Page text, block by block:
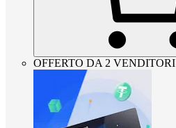
OFFERTO DA 2 VENDITORI